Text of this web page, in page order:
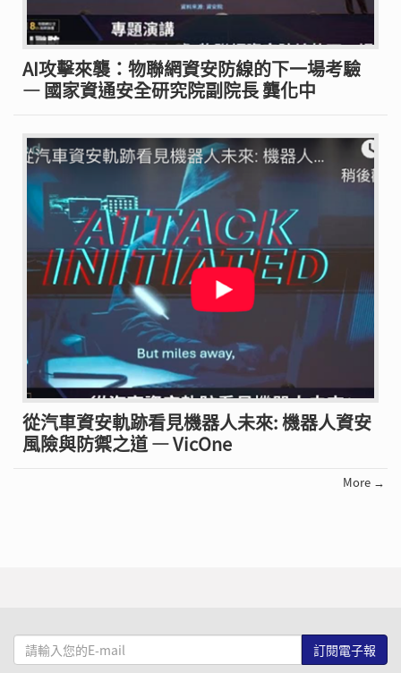
AI攻擊來襲：物聯網資安防線的下一場考驗
— 國家資通安全研究院副院長 龔化中
從汽車資安軌跡看見機器人未來: 機器人資安
風險與防禦之道 — VicOne
More →
請
輸